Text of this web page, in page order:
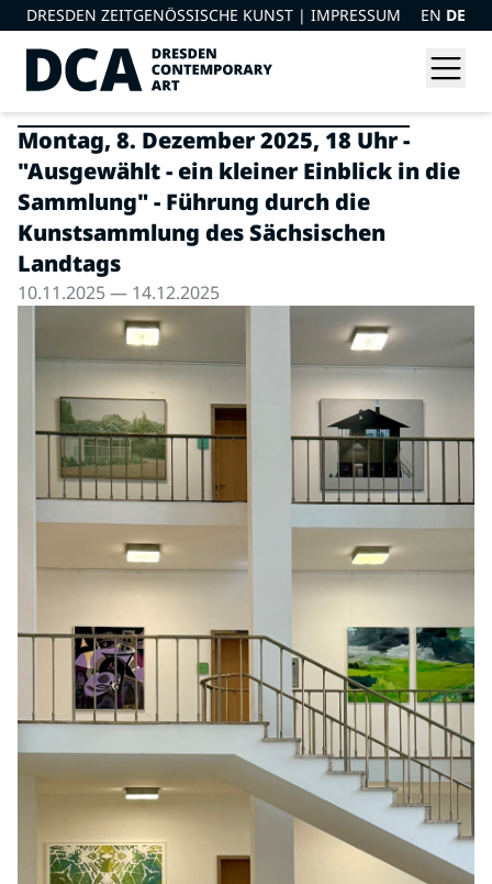
DRESDEN ZEITGENÖSSISCHE KUNST | IMPRESSUM EN DE
Montag, 8. Dezember 2025, 18 Uhr -
"Ausgewählt - ein kleiner Einblick in die
Sammlung" - Führung durch die
Kunstsammlung des Sächsischen
Landtags
10.11.2025 — 14.12.2025